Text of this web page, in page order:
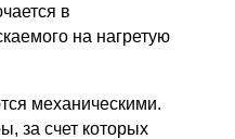
в
на нагретую
механическими.
за счет которых